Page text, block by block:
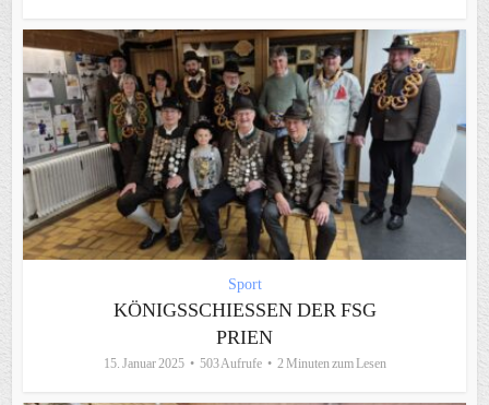
Sport
KÖNIGSSCHIESSEN DER FSG P
RIEN
15. Januar 2025 503 Aufrufe 2 Minuten zum Lesen